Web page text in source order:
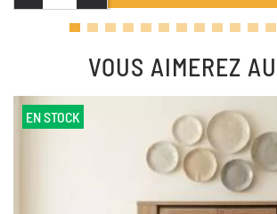
VOUS AIMEREZ
EN STOCK